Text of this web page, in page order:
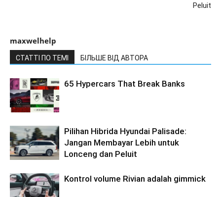
Peluit
maxwelhelp
СТАТТІ ПО ТЕМІ БІЛЬШЕ ВІД АВТОРА
65 Hypercars That Break Banks
Pilihan Hibrida Hyundai Palisade:
Jangan Membayar Lebih untuk
Lonceng dan Peluit
Kontrol volume Rivian adalah gimmick